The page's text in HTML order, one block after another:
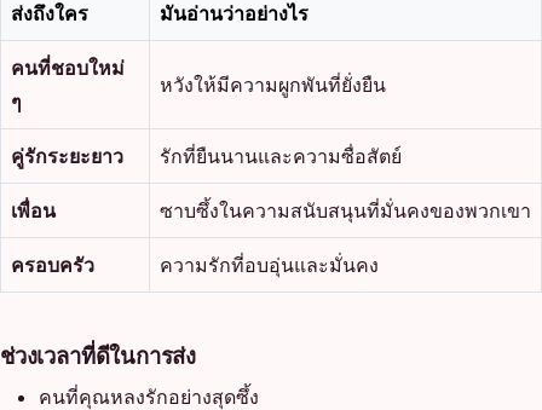
ส่งถึงใคร มันอ่านว่าอย่างไร
คนที่ชอบใหม่
ๆ
หวังให้มีความผูกพันที่ยั่งยืน
คู่รักระยะยาว รักที่ยืนนานและความซื่อสัตย์
เพื่อน ซาบซึ้งในความสนับสนุนที่มั่นคงของพวกเขา
ครอบครัว ความรักที่อบอุ่นและมั่นคง
ช่วงเวลาที่ดีในการส่ง
คนที่คุณหลงรักอย่างสุดซึ้ง